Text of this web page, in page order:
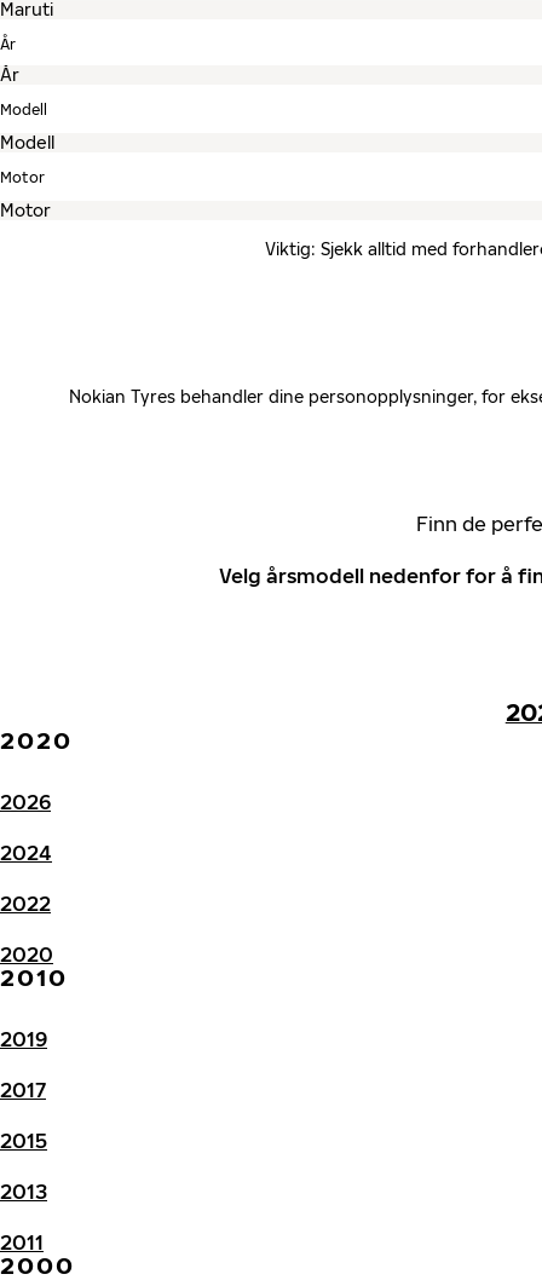
År
Modell
Motor
Viktig: Sjekk alltid med
Nokian Tyres behandler dine personopplysninger, for
Finn de
Velg årsmodell nedenfor for å
2020
2026
2024
2022
2020
2010
2019
2017
2015
2013
2011
2000